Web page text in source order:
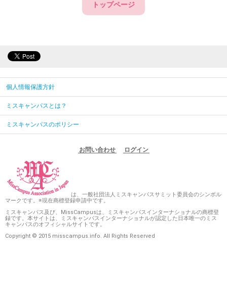
トップページ
個人情報保護方針
ミスキャンパスとは？
ミスキャンパスのポリシー
お問い合わせ ログイン
は、一般社団法人ミスキャンパスサミット委員会のシンボル
マークです。※現在商標登録申請中です。
ミスキャンパス及び、MissCampusは、ミスキャンパスインターナショナルの商標登
録です。本サイトは、ミスキャンパスインターナショナルが認定した日本唯一のミス
キャンパスのオフィシャルサイトです。
Copyright © 2015 misscampus.info. All Rights Reserved